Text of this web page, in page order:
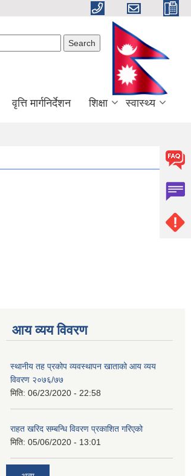
वृत्ति मार्गनिर्देशन शिक्षा स्वास्थ्य
आय व्यय विवरण
स्थानीय तह प्रकोप व्यवस्थापन खाताको आय व्यय
विवरण २०७६/७७
मिति: 06/23/2020 - 22:58
राहत खरिद सम्बन्धि विवरण प्रकाशित गरिएको
मिति: 05/06/2020 - 13:01